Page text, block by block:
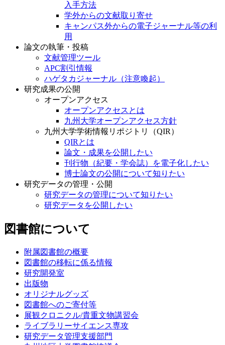
入手方法
学外からの文献取り寄せ
キャンパス外からの電子ジャーナル等の利
用
論文の執筆・投稿
文献管理ツール
APC割引情報
ハゲタカジャーナル（注意喚起）
研究成果の公開
オープンアクセス
オープンアクセスとは
九州大学オープンアクセス方針
九州大学学術情報リポジトリ（QIR）
QIRとは
論文・成果を公開したい
刊行物（紀要・学会誌）を電子化したい
博士論文の公開について知りたい
研究データの管理・公開
研究データの管理について知りたい
研究データを公開したい
図書館について
附属図書館の概要
図書館の移転に係る情報
研究開発室
出版物
オリジナルグッズ
図書館へのご寄付等
展観クロニクル/貴重文物講習会
ライブラリーサイエンス専攻
研究データ管理支援部門